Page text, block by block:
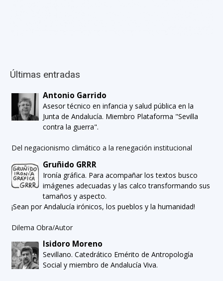
Últimas entradas
Antonio Garrido
Asesor técnico en infancia y salud pública en la
Junta de Andalucía. Miembro Plataforma "Sevilla
contra la guerra".
Del negacionismo climático a la renegación institucional
Gruñido GRRR
Ironía gráfica. Para acompañar los textos busco
imágenes adecuadas y las calco transformando sus
tamaños y aspecto.
¡Sean por Andalucía irónicos, los pueblos y la humanidad!
Dilema Obra/Autor
Isidoro Moreno
Sevillano. Catedrático Emérito de Antropología
Social y miembro de Andalucía Viva.